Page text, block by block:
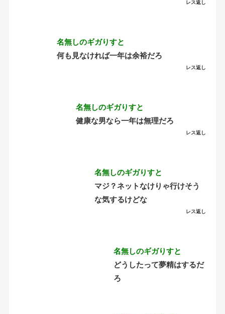
レス返し
名無しのギガりすと
何も見なければ一年は余裕だろ
レス返し
名無しのギガりすと
健康な男なら一年は無理だろ
レス返し
名無しのギガりすと
マジ？ネットなけりゃ行けそう
な気するけどな
レス返し
名無しのギガりすと
どうしたって夢精はするだ
ろ